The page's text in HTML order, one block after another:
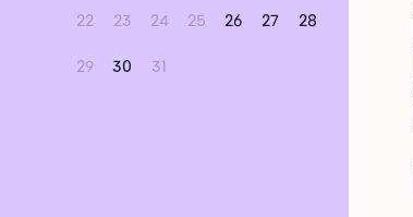
22 23 24 25 26 27 28
29 30 31